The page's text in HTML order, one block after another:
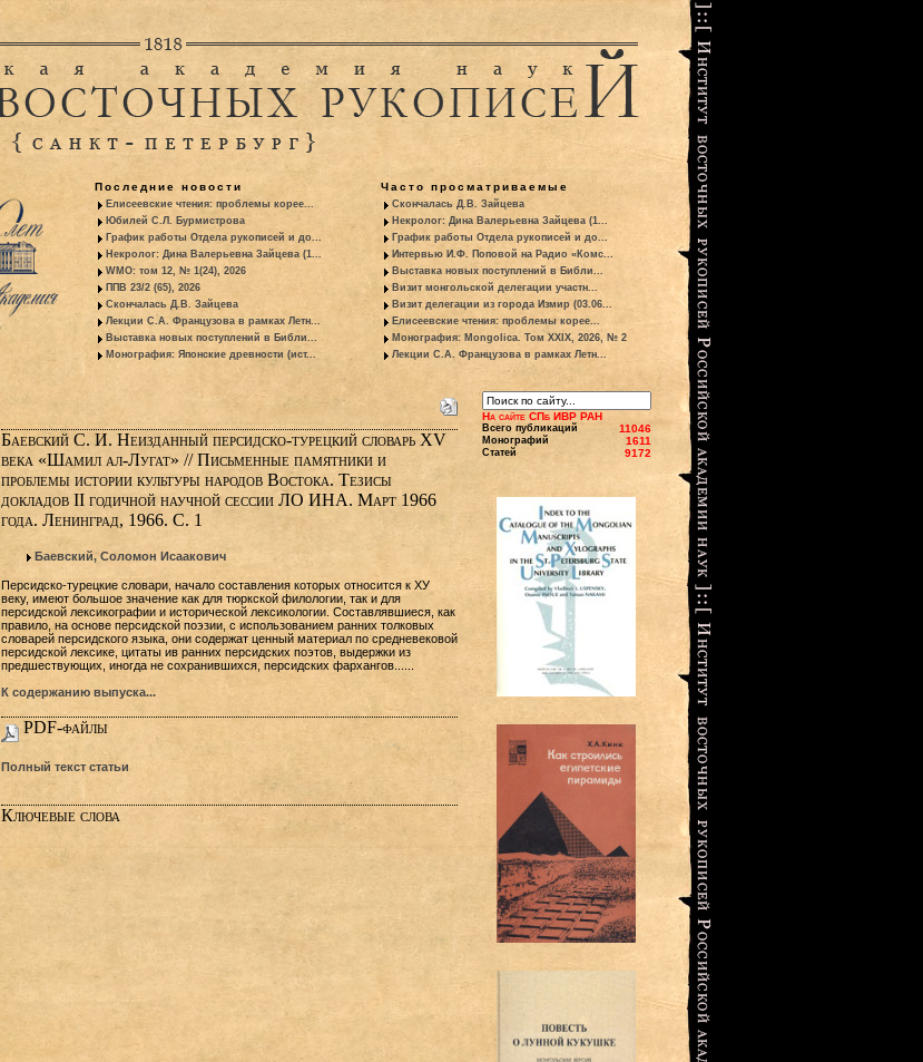
Последние новости
Елисеевские чтения: проблемы корее...
Юбилей С.Л. Бурмистрова
График работы Отдела рукописей и до...
Некролог: Дина Валерьевна Зайцева (1...
WMO: том 12, № 1(24), 2026
ППВ 23/2 (65), 2026
Скончалась Д.В. Зайцева
Лекции С.А. Французова в рамках Летн...
Выставка новых поступлений в Библи...
Монография: Японские древности (ист...
Часто просматриваемые
Скончалась Д.В. Зайцева
Некролог: Дина Валерьевна Зайцева (1...
График работы Отдела рукописей и до...
Интервью И.Ф. Поповой на Радио «Комс...
Выставка новых поступлений в Библи...
Визит монгольской делегации участн...
Визит делегации из города Измир (03.06...
Елисеевские чтения: проблемы корее...
Монография: Mongolica. Том XXIX, 2026, № 2
Лекции С.А. Французова в рамках Летн...
Баевский С. И. Неизданный персидско-турецкий словарь ХV
века «Шамил ал-Лугат» // Письменные памятники и
проблемы истории культуры народов Востока. Тезисы
докладов II годичной научной сессии ЛО ИНА. Март 1966
года. Ленинград, 1966. C. 1
Баевский, Соломон Исаакович
Персидско-турецкие словари, начало составления которых относится к ХУ
веку, имеют большое значение как для тюркской филологии, так и для
персидской лексикографии и исторической лексикологии. Составлявшиеся, как
правило, на основе персидской поэзии, с использованием ранних толковых
словарей персидского языка, они содержат ценный материал по средневековой
персидской лексике, цитаты ив ранних персидских поэтов, выдержки из
предшествующих, иногда не сохранившихся, персидских фархангов......
К содержанию выпуска...
PDF-файлы
Полный текст статьи
Ключевые слова
На сайте СПб ИВР РАН
Всего публикаций 11046
Монографий 1611
Статей 9172